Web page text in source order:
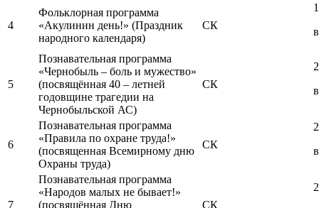
4
Фольклорная программа
«Акулинин день!» (Праздник
народного календаря)
СК
5
Познавательная программа
«Чернобыль – боль и мужество»
(посвящённая 40 – летней
годовщине трагедии на
Чернобыльской АС)
СК
6
Познавательная программа
«Правила по охране труда!»
(посвященная Всемирному дню
Охраны труда)
СК
7
Познавательная программа
«Народов малых не бывает!»
(посвящённая Дню
СК